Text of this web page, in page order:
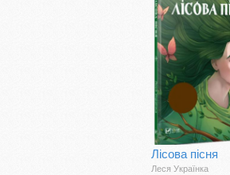
Лісова пісня
Леся Українка